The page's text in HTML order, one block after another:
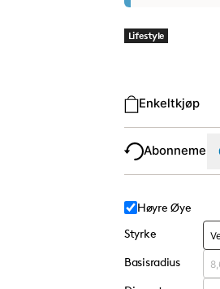
Lifestyle
Enkeltkjøp
Abonnement
Høyre Øye
Styrke
Basisradius